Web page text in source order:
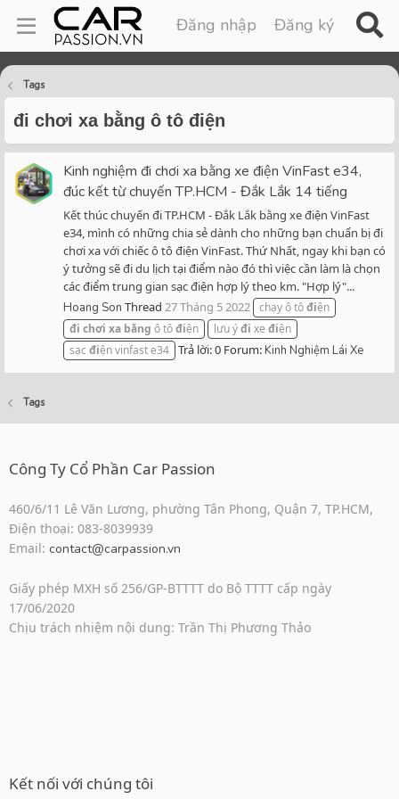
Đăng nhập Đăng ký
Tags
đi chơi xa bằng ô tô điện
Kinh nghiệm đi chơi xa bằng xe điện VinFast e34,
đúc kết từ chuyến TP.HCM - Đắk Lắk 14 tiếng
Kết thúc chuyến đi TP.HCM - Đắk Lắk bằng xe điện VinFast
e34, mình có những chia sẻ dành cho những bạn chuẩn bị đi
chơi xa với chiếc ô tô điện VinFast. Thứ Nhất, ngay khi bạn có
ý tưởng sẽ đi du lịch tại điểm nào đó thì việc cần làm là chọn
các điểm trung gian sạc điện hợp lý theo km. "Hợp lý"...
Hoang Son Thread 27 Tháng 5 2022 chạy ô tôđiện
đi chơi xa bằng ô tôđiện lưu ýđi xe điện
sạc điện vinfast e34 Trả lời: 0 Forum:Kinh Nghiệm Lái Xe
Tags
Công Ty Cổ Phần Car Passion
460/6/11 Lê Văn Lương, phường Tân Phong, Quận 7, TP.HCM,
Điện thoại: 083-8039939
Email: contact@carpassion.vn
Giấy phép MXH số 256/GP-BTTTT do Bộ TTTT cấp ngày
17/06/2020
Chịu trách nhiệm nội dung: Trần Thị Phương Thảo
Kết nối với chúng tôi